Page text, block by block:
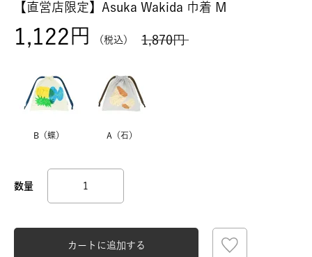
【直営店限定】Asuka Wakida 巾着 M
1,870
1,122 税込
B（蝶） A（石）
カートに追加する